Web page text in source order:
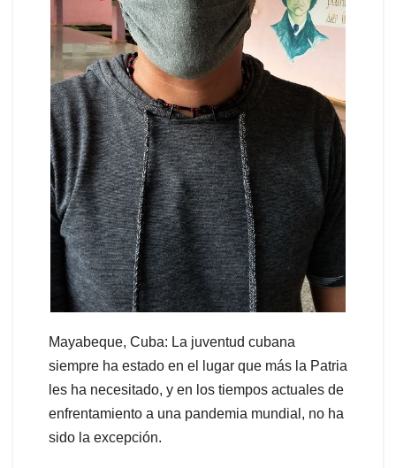
Mayabeque, Cuba: La juventud cubana
siempre ha estado en el lugar que más la Patria
les ha necesitado, y en los tiempos actuales de
enfrentamiento a una pandemia mundial, no ha
sido la excepción.